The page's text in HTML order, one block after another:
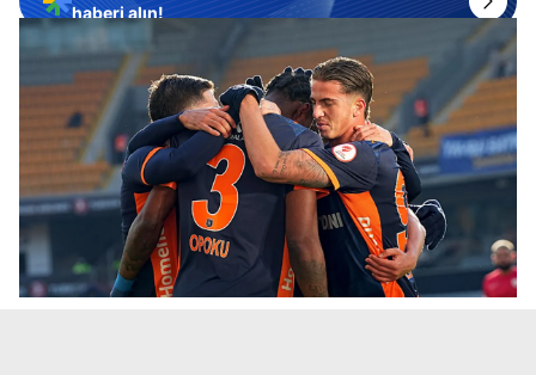
haberi alın!